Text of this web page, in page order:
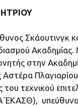
Σκάουτινγκ
Ακαδημίας.
στην
τεχνικού